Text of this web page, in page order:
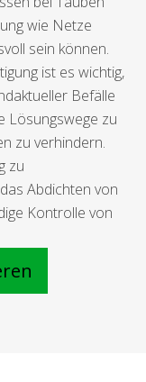
wie Netze
sein können.
ist es wichtig,
Befälle
Lösungswege zu
zu verhindern.
zu
Abdichten von
Kontrolle von